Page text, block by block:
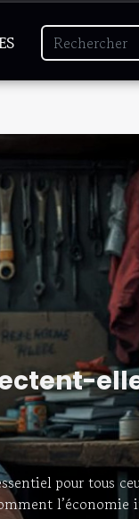
pour tous
l’économie